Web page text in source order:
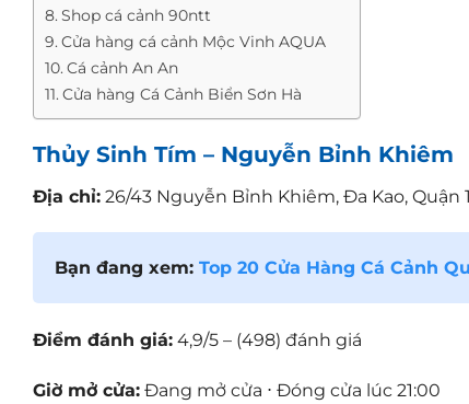
Shop cá cảnh 90ntt
Cửa hàng cá cảnh Mộc Vinh AQUA
Cá cảnh An An
Cửa hàng Cá Cảnh Biển Sơn Hà
Thủy Sinh Tím – Nguyễn Bỉnh Khiêm
Địa chỉ: 26/43 Nguyễn Bỉnh Khiêm, Đa Kao, Quận
Bạn đang xem: Top 20 Cửa Hàng Cá Cảnh
Điểm đánh giá: 4,9/5 – (498) đánh giá
Giờ mở cửa: Đang mở cửa ⋅ Đóng cửa lúc 21:00